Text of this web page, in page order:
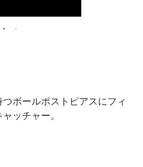
ボールポストピアスにフィ
ッチャー。